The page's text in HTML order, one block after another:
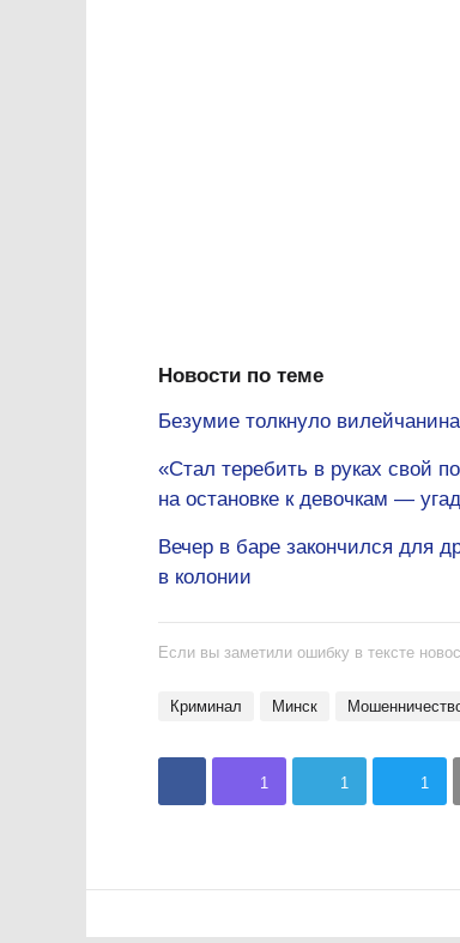
Новости по теме
Безумие толкнуло
«Стал теребить в руках свой
на остановке к девочкам —
Вечер в баре закончился для
в колонии
Если вы заметили ошибку в тексте
криминал Минск
1 1 1